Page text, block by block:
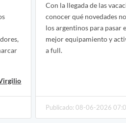
Con la llegada de las
conocer qué novedades
los argentinos para pasar
mejor equipamiento y
a full.
Publicado: 08-06-2026